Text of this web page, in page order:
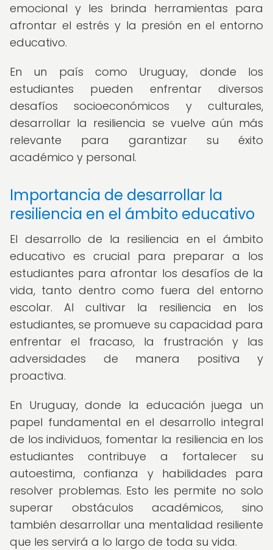
emocional y les brinda herramientas para
afrontar el estrés y la presión en el entorno
educativo.
En un país como Uruguay, donde los
estudiantes pueden enfrentar diversos
desafíos socioeconómicos y culturales,
desarrollar la resiliencia se vuelve aún más
relevante para garantizar su éxito
académico y personal.
Importancia de desarrollar la
resiliencia en el ámbito educativo
El desarrollo de la resiliencia en el ámbito
educativo es crucial para preparar a los
estudiantes para afrontar los desafíos de la
vida, tanto dentro como fuera del entorno
escolar. Al cultivar la resiliencia en los
estudiantes, se promueve su capacidad para
enfrentar el fracaso, la frustración y las
adversidades de manera positiva y
proactiva.
En Uruguay, donde la educación juega un
papel fundamental en el desarrollo integral
de los individuos, fomentar la resiliencia en los
estudiantes contribuye a fortalecer su
autoestima, confianza y habilidades para
resolver problemas. Esto les permite no solo
superar obstáculos académicos, sino
también desarrollar una mentalidad resiliente
que les servirá a lo largo de toda su vida.